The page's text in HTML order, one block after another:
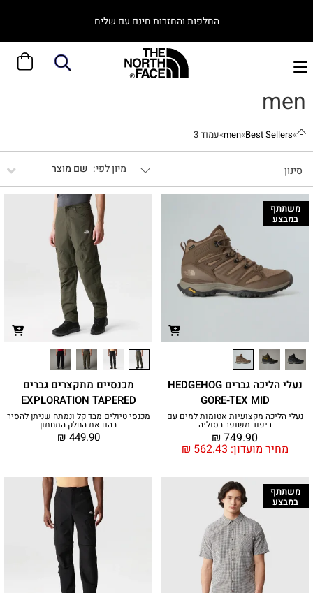
החלפות והחזרות חינם עם שליח
men
»
Best Sellers
»
men
»עמוד 3
סינון שם מוצר
משתתף
במבצע
נעלי הליכה גברים HEDGEHOG
GORE-TEX MID
נעלי הליכה מקצועיות אטומות למים עם
ריפוד משופר בסוליה
מחיר מועדון: ₪ 562.43
₪ 749.90
מכנסיים מתקצרים גברים
EXPLORATION TAPERED
מכנסי טיולים מבד קל ונמתח שניתן להסיר
בהם את החלק התחתון
₪ 449.90
משתתף
במבצע